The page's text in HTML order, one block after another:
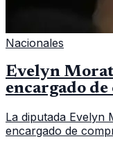
Nacionales
Evelyn
encargado
La diputada Evelyn
encargado de